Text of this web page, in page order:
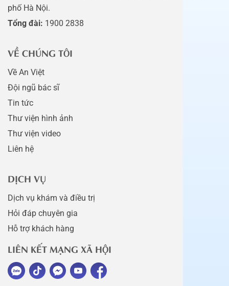
phố Hà Nội.
Tổng đài: 1900 2838
VỀ CHÚNG TÔI
Về An Việt
Đội ngũ bác sĩ
Tin tức
Thư viện hình ảnh
Thư viện video
Liên hệ
DỊCH VỤ
Dịch vụ khám và điều trị
Hỏi đáp chuyên gia
Hỗ trợ khách hàng
LIÊN KẾT MẠNG XÃ HỘI